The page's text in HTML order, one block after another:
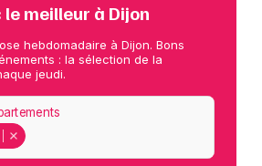
meilleur à Dijon
hebdomadaire à Dijon. Bons
: la sélection de la
jeudi.